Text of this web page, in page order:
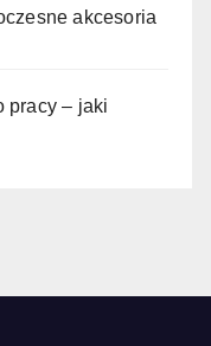
akcesoria
pracy – jaki